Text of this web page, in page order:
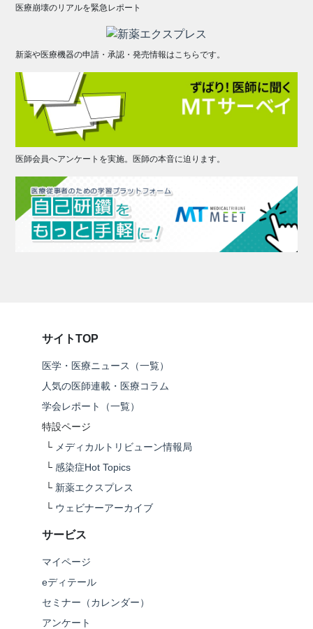
医療崩壊のリアルを緊急レポート
新薬や医療機器の申請・承認・発売情報はこちらです。
医師会員へアンケートを実施。医師の本音に迫ります。
サイトTOP
医学・医療ニュース（一覧）
人気の医師連載・医療コラム
学会レポート（一覧）
特設ページ
└ メディカルトリビューン情報局
└ 感染症Hot Topics
└ 新薬エクスプレス
└ ウェビナーアーカイブ
サービス
マイページ
eディテール
セミナー（カレンダー）
アンケート